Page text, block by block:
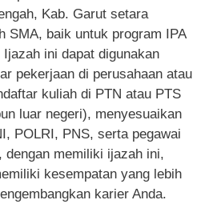
Kab. Garut setara
SMA, baik untuk program IPA
Ijazah ini dapat digunakan
pekerjaan di perusahaan atau
kuliah di PTN atau PTS
luar negeri), menyesuaikan
POLRI, PNS, serta pegawai
dengan memiliki ijazah ini,
kesempatan yang lebih
karier Anda.